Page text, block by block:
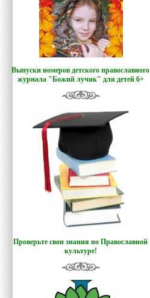
Выпуски номеров детского православного
журнала "Божий лучик" для детей 6+
Проверьте свои знания по Православной
культуре!